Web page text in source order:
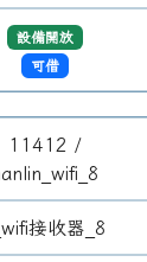
( 人氣 0 )
設備開放
可借
‹ 1 (目前頁次)